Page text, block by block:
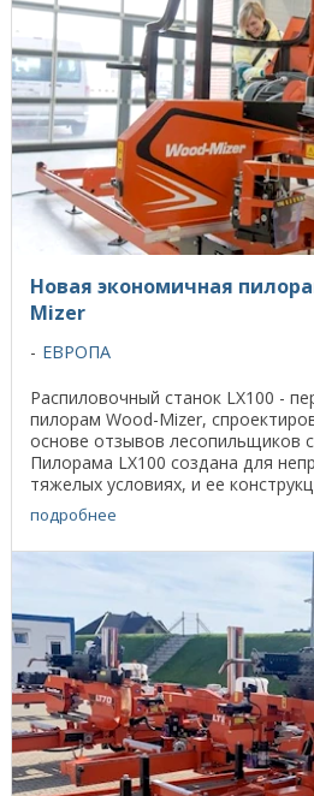
Новая экономичная
Mizer
ЕВРОПА
Распиловочный станок LX100 -
пилорам Wood-Mizer,
основе отзывов лесопильщиков
Пилорама LX100 создана для
тяжелых условиях, и ее
новшеств ...
подробнее